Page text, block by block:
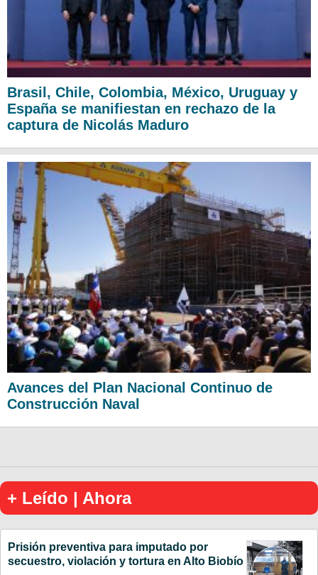
Brasil, Chile, Colombia, México, Uruguay y
España se manifiestan en rechazo de la
captura de Nicolás Maduro
Avances del Plan Nacional Continuo de
Construcción Naval
+ Leído | Ahora
Prisión preventiva para imputado por
secuestro, violación y tortura en Alto Biobío